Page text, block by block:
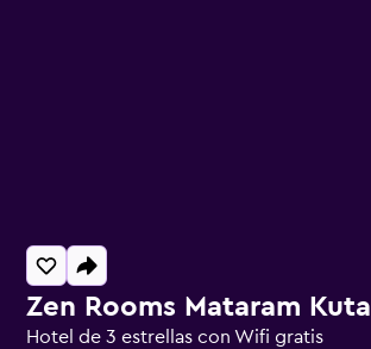
Zen Rooms Mataram Kuta
Hotel de 3 estrellas con Wifi gratis